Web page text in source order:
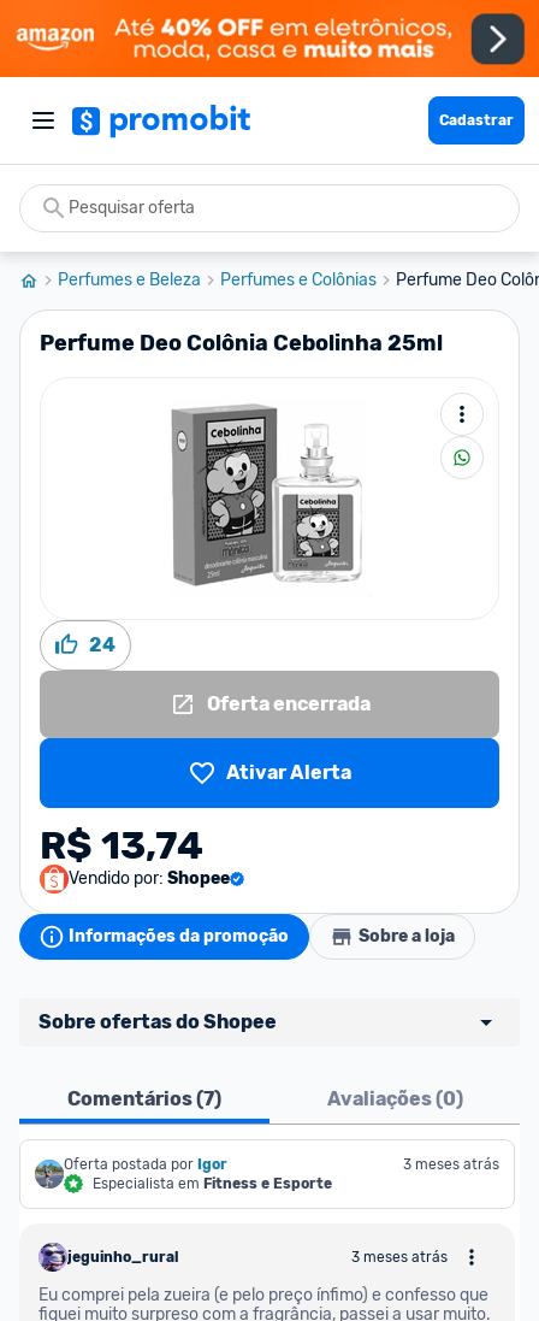
Cadastrar
Perfumes e Beleza Perfumes e Colônias Perfume Deo
Perfume Deo Colônia Cebolinha 25ml
24
Oferta encerrada
Ativar Alerta
R$ 13,74
Vendido por: Shopee
Informações da promoção Sobre a loja
Sobre ofertas do Shopee
Para maior segurança da comunidade, somente
são aceitas ofertas de
, ou seja,
vendedores que representam empresas validadas
As promoções são verificadas normalmente e os
preços devem estar na média ou abaixo da média
Comentários (7) Avaliações (0)
Oferta postada por Igor
Especialista em Fitness e Esporte
3 meses atrás
jeguinho_rural 3 meses atrás
Eu comprei pela zueira (e pelo preço ínfimo) e confesso que
fiquei muito surpreso com a fragrância, passei a usar muito.